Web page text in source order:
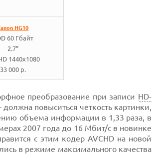
HG10
60 Гбайт
2.7”
1440x1080
33 000 р.
преобразование при записи HD-
повыситься четкость картинки,
объема информации в 1,33 раза, в
2007 года до 16 Мбит/с в новинке
с этим кодер AVCHD на новой
в режиме максимального качества